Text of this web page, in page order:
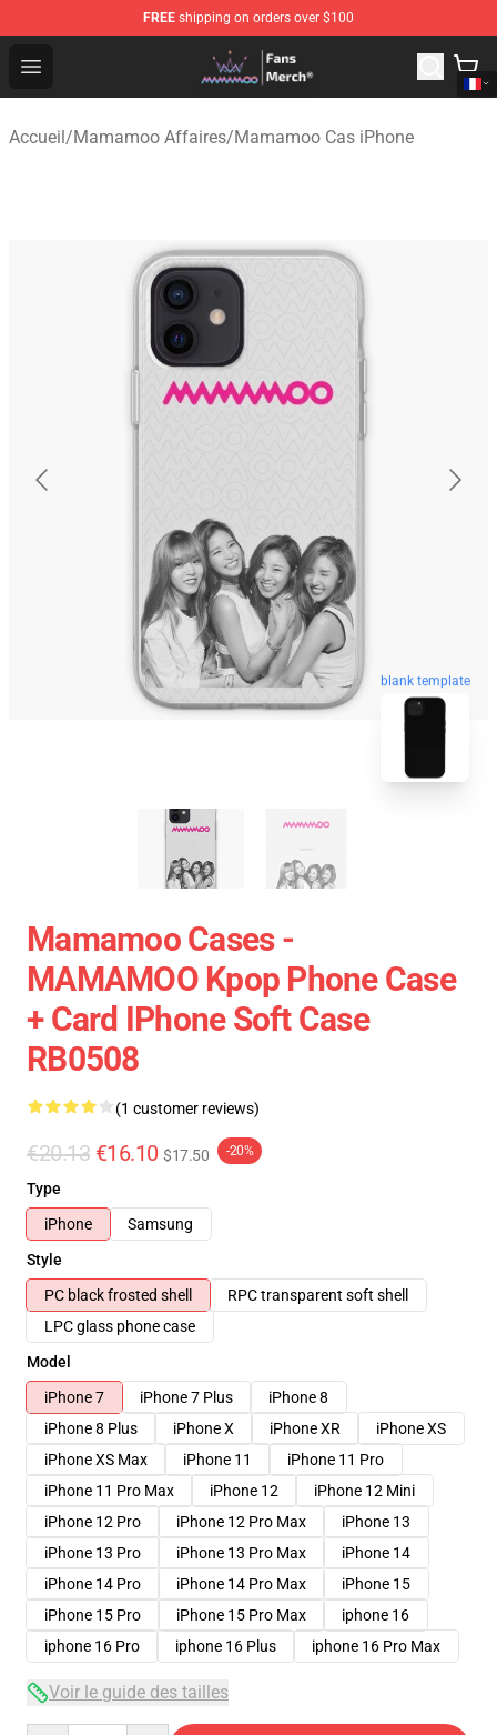
FREE shipping on orders over $100
Open menu
Mamamoo Store - Official Mamamoo Merchandise Shop
Accueil/Mamamoo Affaires/Mamamoo Cas iPhone
blank template
Mamamoo Cases -
MAMAMOO Kpop Phone Case
+ Card IPhone Soft Case
RB0508
(1 customer reviews)
€20.13 €16.10 $17.50 -20%
Type
iPhone
Samsung
Style
PC black frosted shell
RPC transparent soft shell
LPC glass phone case
Model
iPhone 7
iPhone 7 Plus
iPhone 8
iPhone 8 Plus
iPhone X iPhone XR
iPhone XS
iPhone XS Max
iPhone 11
iPhone 11 Pro
iPhone 11 Pro Max
iPhone 12
iPhone 12 Mini
iPhone 12 Pro
iPhone 12 Pro Max
iPhone 13
iPhone 13 Pro
iPhone 13 Pro Max
iPhone 14
iPhone 14 Pro
iPhone 14 Pro Max
iPhone 15
iPhone 15 Pro
iPhone 15 Pro Max
iphone 16
iphone 16 Pro
iphone 16 Plus iphone 16 Pro Max
Voir le guide des tailles